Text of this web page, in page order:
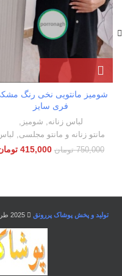
شومیز مانتویی نخی رنگ
فری سایز
لباس زنانه شومیز
مانتو زنانه و مانتو مجلسی
750,000 تومان 415,000
تولید و پخش پوشاک پررونق